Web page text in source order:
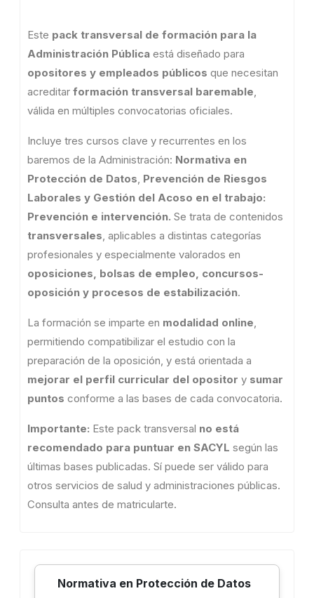
Este pack transversal de formación para la
Administración Pública está diseñado para
opositores y empleados públicos que necesitan
acreditarformación transversal baremable,
válida en múltiples convocatorias oficiales.
Incluye tres cursos clave y recurrentes en los
baremos de la Administración: Normativa en
Protección de Datos, Prevención de Riesgos
Laborales y Gestión del Acoso en el trabajo:
Prevención e intervención. Se trata de contenidos
transversales, aplicables a distintas categorías
profesionales y especialmente valorados en
oposiciones, bolsas de empleo, concursos-
oposición y procesos de estabilización.
La formación se imparte en modalidad online,
permitiendo compatibilizar el estudio con la
preparación de la oposición, y está orientada a
mejorar el perfil curricular del opositor y sumar
puntos conforme a las bases de cada convocatoria.
Importante: Este pack transversal no está
recomendado para puntuar en SACYL según las
últimas bases publicadas. Sí puede ser válido para
otros servicios de salud y administraciones públicas.
Consulta antes de matricularte.
Normativa en Protección de Datos